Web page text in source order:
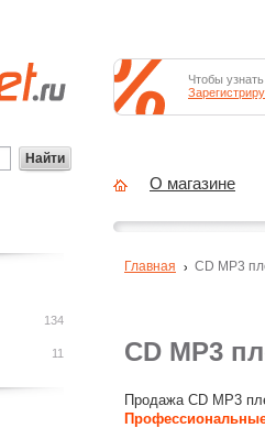
CD MP3
Продажа CD MP3
Главная CD MP3
134
11
Найти
Чтобы
О магазине